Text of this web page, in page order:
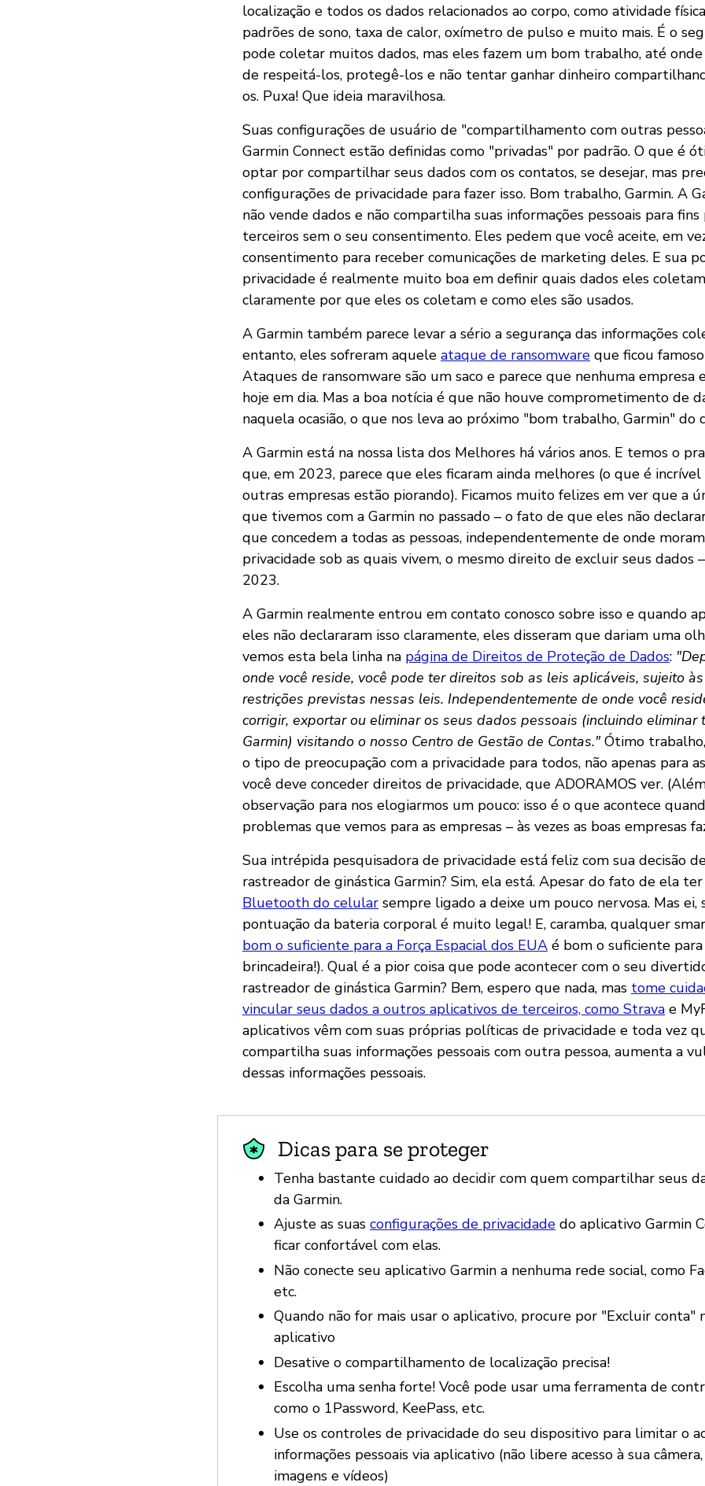
localização e todos os dados relacionados ao corpo, como atividade
padrões de sono, taxa de calor, oxímetro de pulso e muito mais. É o
pode coletar muitos dados, mas eles fazem um bom trabalho, até
de respeitá-los, protegê-los e não tentar ganhar dinheiro
os. Puxa! Que ideia maravilhosa.
Suas configurações de usuário de "compartilhamento com outras
Garmin Connect estão definidas como "privadas" por padrão. O que é
optar por compartilhar seus dados com os contatos, se desejar, mas
configurações de privacidade para fazer isso. Bom trabalho, Garmin. A
não vende dados e não compartilha suas informações pessoais para
terceiros sem o seu consentimento. Eles pedem que você aceite, em
consentimento para receber comunicações de marketing deles. E sua
privacidade é realmente muito boa em definir quais dados eles
claramente por que eles os coletam e como eles são usados.
A Garmin também parece levar a sério a segurança das informações
entanto, eles sofreram aquele ataque de ransomware que ficou
Ataques de ransomware são um saco e parece que nenhuma empresa
hoje em dia. Mas a boa notícia é que não houve comprometimento de
naquela ocasião, o que nos leva ao próximo "bom trabalho, Garmin" do
A Garmin está na nossa lista dos Melhores há vários anos. E temos o
que, em 2023, parece que eles ficaram ainda melhores (o que é
outras empresas estão piorando). Ficamos muito felizes em ver que a
que tivemos com a Garmin no passado – o fato de que eles não
que concedem a todas as pessoas, independentemente de onde
privacidade sob as quais vivem, o mesmo direito de excluir seus dados
2023.
A Garmin realmente entrou em contato conosco sobre isso e quando
eles não declararam isso claramente, eles disseram que dariam uma
vemos esta bela linha na página de Direitos de Proteção de Dados:
onde você reside, você pode ter direitos sob as leis aplicáveis, sujeito
restrições previstas nessas leis. Independentemente de onde você
corrigir, exportar ou eliminar os seus dados pessoais (incluindo eliminar
Garmin) visitando o nosso Centro de Gestão de Contas."Ótimo
o tipo de preocupação com a privacidade para todos, não apenas para
você deve conceder direitos de privacidade, que ADORAMOS ver.
observação para nos elogiarmos um pouco: isso é o que acontece
problemas que vemos para as empresas – às vezes as boas empresas
Sua intrépida pesquisadora de privacidade está feliz com sua decisão
rastreador de ginástica Garmin? Sim, ela está. Apesar do fato de ela
Bluetooth do celular sempre ligado a deixe um pouco nervosa. Mas ei,
pontuação da bateria corporal é muito legal! E, caramba, qualquer
bom o suficiente para a Força Espacial dos EUA é bom o suficiente
brincadeira!). Qual é a pior coisa que pode acontecer com o seu
rastreador de ginástica Garmin? Bem, espero que nada, mas tome
vincular seus dados a outros aplicativos de terceiros, como Strava e
aplicativos vêm com suas próprias políticas de privacidade e toda vez
compartilha suas informações pessoais com outra pessoa, aumenta a
dessas informações pessoais.
Dicas para se proteger
Tenha bastante cuidado ao decidir com quem compartilhar seus
da Garmin.
Ajuste as suas configurações de privacidade do aplicativo Garmin
ficar confortável com elas.
Não conecte seu aplicativo Garmin a nenhuma rede social, como
etc.
Quando não for mais usar o aplicativo, procure por "Excluir conta"
aplicativo
Desative o compartilhamento de localização precisa!
Escolha uma senha forte! Você pode usar uma ferramenta de
como o 1Password, KeePass, etc.
Use os controles de privacidade do seu dispositivo para limitar o
informações pessoais via aplicativo (não libere acesso à sua
imagens e vídeos)